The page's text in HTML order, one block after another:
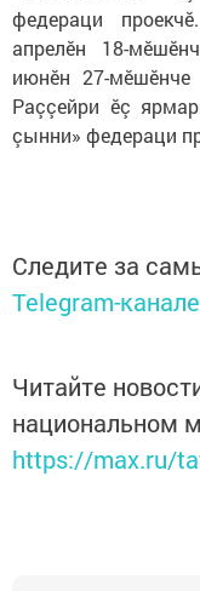
федераци
апрелӗн 18-
июнӗн 27-
Раççейри ӗç
çынни» федераци
Следите за
Telegram-канале
Читайте
национальном
https://max.ru/